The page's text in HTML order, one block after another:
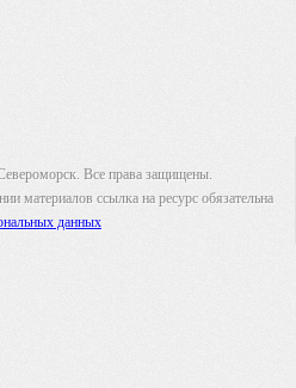
Все права защищены.
материалов ссылка на ресурс обязательна
данных